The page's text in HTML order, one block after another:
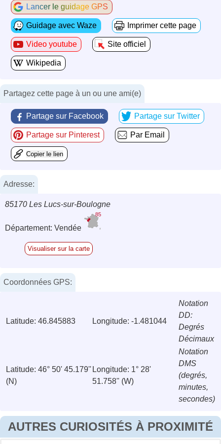
Lancer le guidage GPS
Guidage avec Waze Imprimer cette page
Video youtube Site officiel
Wikipedia
Partagez cette page à un ou une ami(e)
Partage sur Facebook Partage sur Twitter
Partage sur Pinterest Par Email
Copier le lien
Adresse:
85170 Les Lucs-sur-Boulogne
Département: Vendée
85
Visualiser sur la carte
Coordonnées GPS:
Latitude: 46.845883 Longitude: -1.481044
Notation
DD:
Degrés
Décimaux
Latitude: 46° 50' 45.179''
(N)
Longitude: 1° 28'
51.758'' (W)
Notation
DMS
(degrés,
minutes,
secondes)
AUTRES CURIOSITÉS À PROXIMITÉ